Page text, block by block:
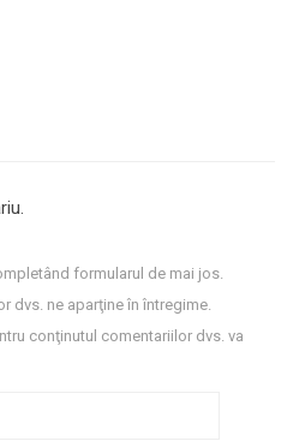
formularul de mai jos.
dvs. ne aparţine în întregime.
conţinutul comentariilor dvs. va